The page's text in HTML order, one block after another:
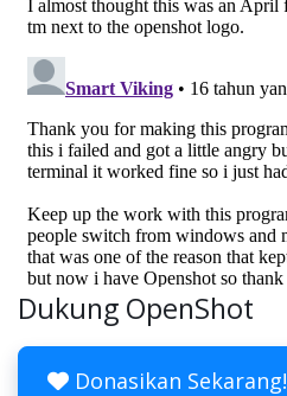
Dukung OpenShot
Donasikan Sekarang!